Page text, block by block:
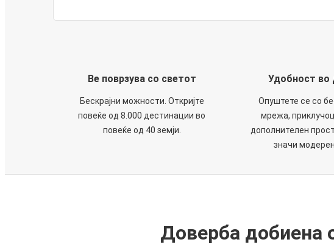
Ве поврзува со светот
Бескрајни можности. Откријте
повеќе од 8.000 дестинации во
повеќе од 40 земји.
Удобност
Опуштете се со
мрежа,
дополнителен
значи
Доверба добиена